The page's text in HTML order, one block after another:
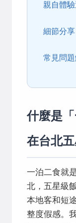
親自體驗
細節分
常見問
什麼是
在台北
一泊二食就
北，五星級
本地客和短
整度假感。